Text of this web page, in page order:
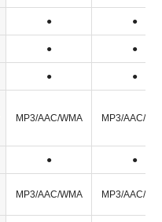
● ●
● ●
● ●
MP3/AAC/WMA MP3/AAC/
● ●
MP3/AAC/WMA MP3/AAC/